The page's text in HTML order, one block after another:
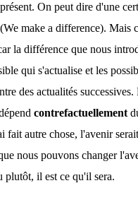
On peut dire d'une
make a difference). Mais
la différence que nous
qui s'actualise et les
des actualités
contrefactuellement
fait autre chose, l'avenir
nous pouvons changer
plutôt, il est ce qu'il sera.